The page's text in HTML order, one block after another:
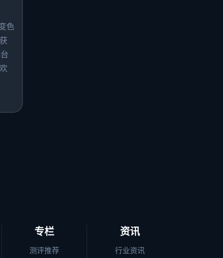
色
专栏
测评推荐
资讯
行业资讯